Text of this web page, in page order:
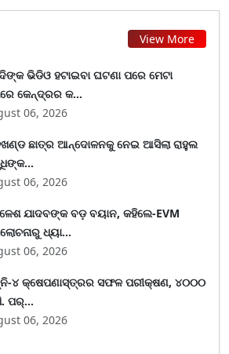
View More
ଭିଡିଓ ହଟାଇବା ଘଟଣା ପରେ ମେଟା
କେନ୍ଦ୍ରର କ...
06, 2026
ଛାତ୍ର ଆନ୍ଦୋଳନକୁ ନେଇ ଆସିଲା ରାହୁଲ
06, 2026
ଯାଦବଙ୍କ ବଡ଼ ବୟାନ, କହିଲେ-EVM
ଧ୍ୟା...
06, 2026
୪ କ୍ଷେପଣାସ୍ତ୍ରର ସଫଳ ପରୀକ୍ଷଣ, ୪୦୦୦
ପର୍...
06, 2026